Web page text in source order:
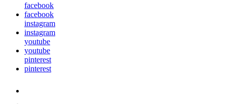
facebook
facebook
instagram
instagram
youtube
youtube
pinterest
pinterest